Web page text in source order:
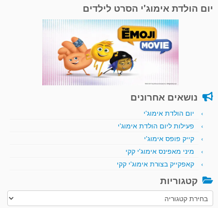
יום הולדת אימוג'י הסרט לילדים
נושאים אחרונים
יום הולדת אימוג'י
פעילות ליום הולדת אימוג'י
קייק פופס אימוג'י
מיני מאפינס אימוג'י קקי
קאפקייק בצורת אימוג'י קקי
קטגוריות
קטגוריות